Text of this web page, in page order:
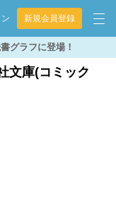
新規会員登録
グラフに登場！
文庫(コミック